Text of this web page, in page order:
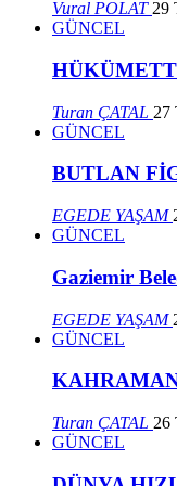
Vural POLAT 29
GÜNCEL
Turan ÇATAL 27
GÜNCEL
BUTLAN
EGEDE YAŞAM
GÜNCEL
Gaziemir
EGEDE YAŞAM
GÜNCEL
Turan ÇATAL 26
GÜNCEL